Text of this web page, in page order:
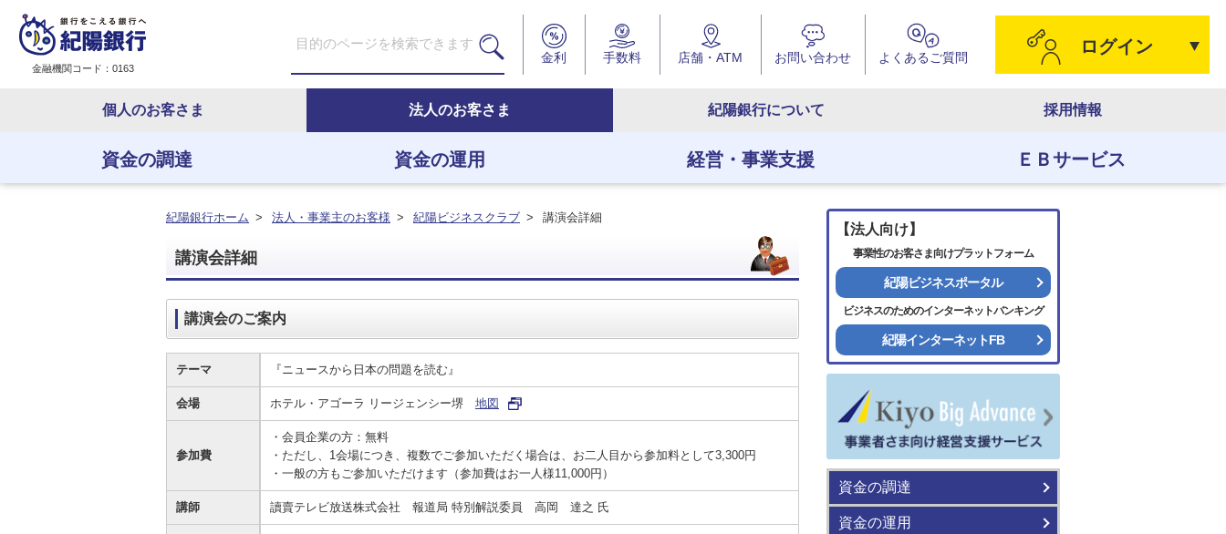
金融機関コード：0163
金利 手数料 店舗・ATM お問い合わせ よくある ご質問
ログイン
個人のお客さま 法人のお客さま
資金の調達
資金の調達
資金の調達
お客さまのさまざまな資金ニーズに応
じたご提案をさせていただきます。
資金の調達
農林水産業を営むお客さま向け
商工業を営むお客さま向け
その他の融資商品
個人事業主・法人役員さま向け
当座貸越Web申込サービス
資金の運用
資金の運用
資金の運用
資金の運用に必要な商品、定期預金、
投資信託などをご紹介します。
資金の運用
経営・事業支援
経営・事業支援
経営・事業支援
法人・事業主のお客さまへ情報のご提
供や課題解決のご支援をいたします。
経営・事業支援
経営課題解決のお手伝い
グローバル・サポート・デスク
紀陽ビジネスクラブ
M&Aアドバイザリーサービス
Kiyo Big Advance
ＥＢサービス
ＥＢサービス
ＥＢサービス
その他各種サービスをご紹介します。
ＥＢサービス
紀陽インターネットFB
ワイドネットサービス
コンビニ収納サービス
紀陽マルチバンキング（VALUX）
紀陽銀行について 採用情報
紀陽銀行ホーム > 法人・事業主のお客様 > 紀陽ビジネスクラブ > 講演会詳細
講演会詳細
講演会のご案内
テーマ 『ニュースから日本の問題を読む』
会場 ホテル・アゴーラ リージェンシー堺 地図
参加費
・会員企業の方：無料
・ただし、1会場につき、複数でご参加いただく場合は、お二人目から参加料として3,300円
・一般の方もご参加いただけます（参加費はお一人様11,000円）
講師 讀賣テレビ放送株式会社 報道局 特別解説委員 高岡 達之 氏
【法人向け】
事業性のお客さま向けプラットフォーム
紀陽ビジネスポータル
ビジネスのためのインターネットバンキング
紀陽インターネットFB
資金の調達
資金の運用